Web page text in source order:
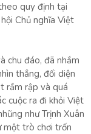
quy định tại
Chủ nghĩa Việt
chu đáo, đã nhắm
thẳng, đối diện
rầm rập và quá
cuộc ra đi khỏi Việt
như Trịnh Xuân
một trò chơi trốn